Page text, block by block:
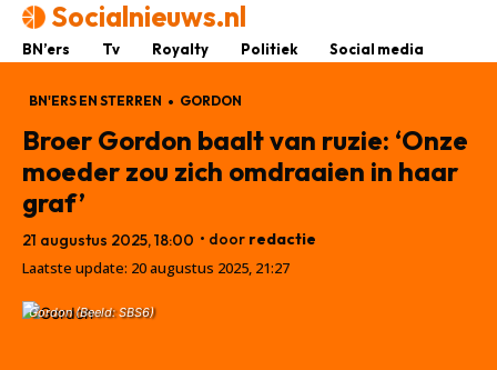
Socialnieuws.nl
BN’ers Tv Royalty Politiek Social media
BN'ERS EN STERREN GORDON
Broer Gordon baalt van ruzie: ‘Onze
moeder zou zich omdraaien in haar
graf’
21 augustus 2025, 18:00 • door redactie
Laatste update: 20 augustus 2025, 21:27
Gordon (Beeld: SBS6)